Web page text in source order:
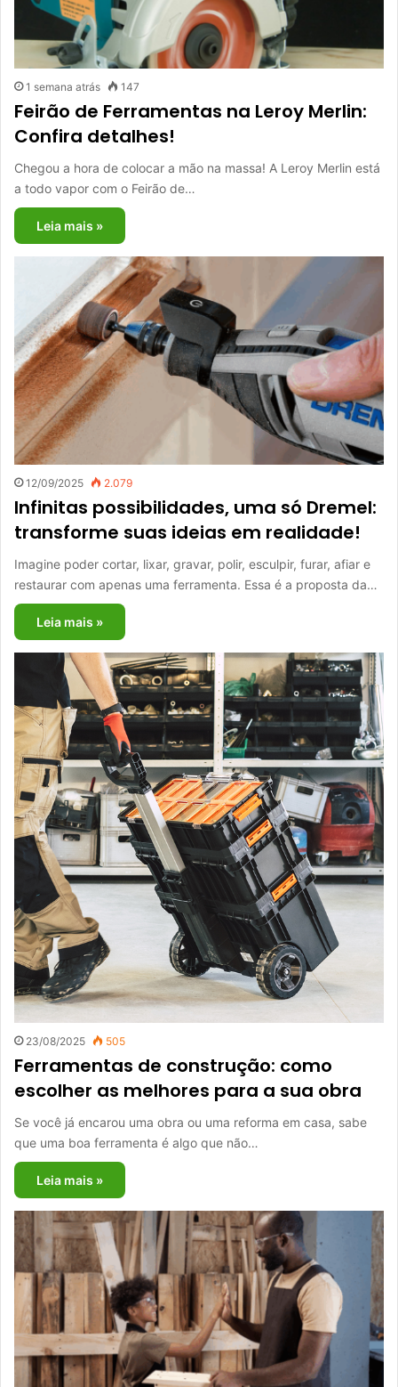
1 semana atrás 147
Feirão de Ferramentas na Leroy Merlin:
Confira detalhes!
Chegou a hora de colocar a mão na massa! A Leroy Merlin está
a todo vapor com o Feirão de…
Leia mais »
12/09/2025 2.079
Infinitas possibilidades, uma só Dremel:
transforme suas ideias em realidade!
Imagine poder cortar, lixar, gravar, polir, esculpir, furar, afiar e
restaurar com apenas uma ferramenta. Essa é a proposta da…
Leia mais »
23/08/2025 505
Ferramentas de construção: como
escolher as melhores para a sua obra
Se você já encarou uma obra ou uma reforma em casa, sabe
que uma boa ferramenta é algo que não…
Leia mais »